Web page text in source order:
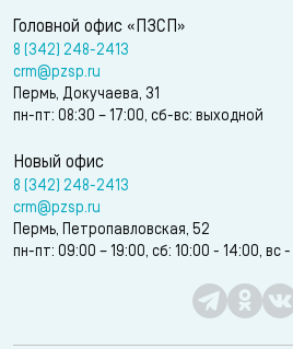
Головной офис «ПЗСП»
8 (342) 248-2413
crm@pzsp.ru
Пермь, Докучаева, 31
пн-пт: 08:30 – 17:00, сб-вс: выходной
Новый офис
8 (342) 248-2413
crm@pzsp.ru
Пермь, Петропавловская, 52
пн-пт: 09:00 – 19:00, сб: 10:00 - 14:00, вс